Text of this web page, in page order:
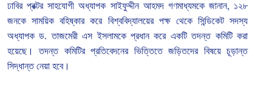
ঢাবির প্রক্টর সাহযোগী অধ্যাপক সাইফুদ্দীন আহমদ গণমাধ্যমকে জানান, ১২৮
জনকে সাময়িক বহিষ্কার করে বিশ্ববিদ্যালয়ের পক্ষ থেকে সিন্ডিকেট সদস্য
অধ্যাপক ড.তাজমেরী এস ইসলামকে প্রধান করে একটি তদন্ত কমিটি করা
হয়েছে।
তদন্ত কমিটির প্রতিবেদনের ভিত্তিতে জড়িতদের বিষয়ে চূড়ান্ত
সিদ্ধান্ত নেয়া হবে।